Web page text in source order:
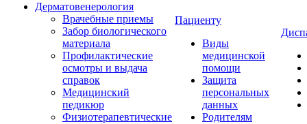
Дерматовенерология
Врачебные приемы
Забор биологического
материала
Профилактические
осмотры и выдача
справок
Медицинский
педикюр
Физиотерапевтические
Пациенту
Виды
медицинской
помощи
Защита
персональных
данных
Родителям